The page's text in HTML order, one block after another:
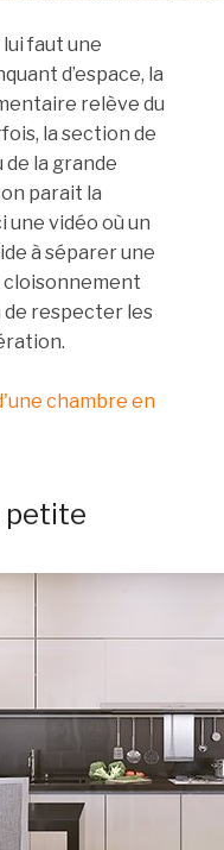
faut une
d’espace, la
relève du
la section de
de la grande
parait la
une vidéo où un
à séparer une
cloisonnement
de respecter les
chambre en
petite